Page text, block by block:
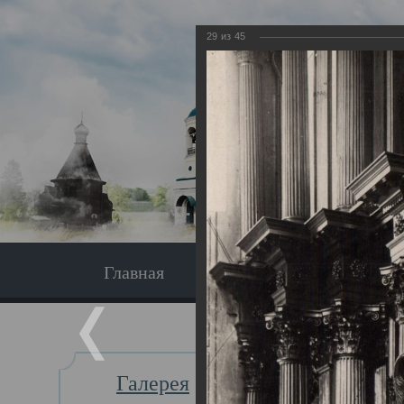
Главная Экскурсия
Галерея
Главная
29 из 45